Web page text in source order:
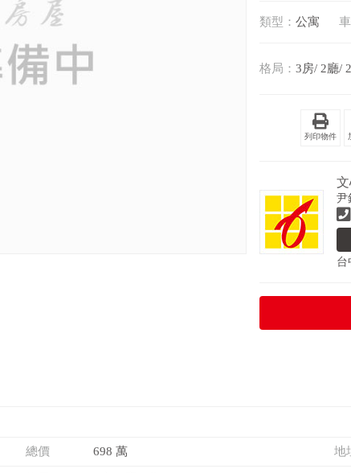
類型： 公寓
格局： 3房/ 2廳/
列印物件
尹
台
總價 698 萬 地